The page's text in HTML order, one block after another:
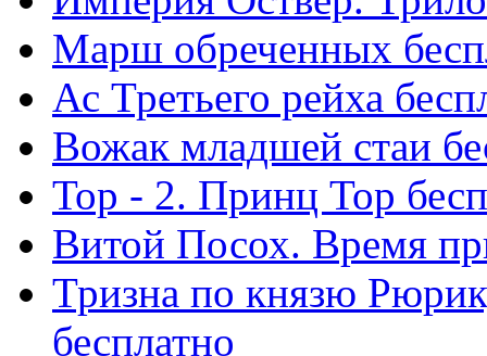
Марш обреченных
Ас Третьего рейха
Вожак младшей стаи
Тор - 2. Принц Тор
Витой Посох. Время
Тризна по князю
бесплатно